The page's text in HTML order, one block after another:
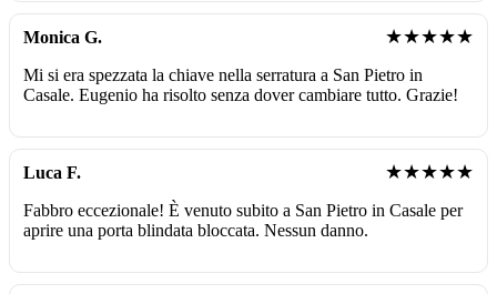
Monica G. ★★★★★
Mi si era spezzata la chiave nella serratura a San Pietro in
Casale. Eugenio ha risolto senza dover cambiare tutto. Grazie!
Luca F. ★★★★★
Fabbro eccezionale! È venuto subito a San Pietro in Casale per
aprire una porta blindata bloccata. Nessun danno.